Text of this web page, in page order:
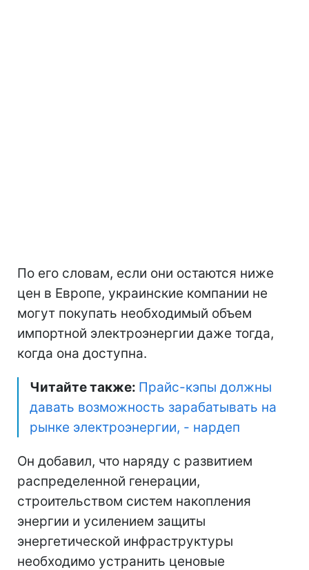
По его словам, если они остаются ниже
цен в Европе, украинские компании не
могут покупать необходимый объем
импортной электроэнергии даже тогда,
когда она доступна.
Читайте также: Прайс-кэпы должны
давать возможность зарабатывать на
рынке электроэнергии, - нардеп
Он добавил, что наряду с развитием
распределенной генерации,
строительством систем накопления
энергии и усилением защиты
энергетической инфраструктуры
необходимо устранить ценовые